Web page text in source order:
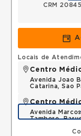
CRM
Locais de
Centro
Avenida Joao
Catarina, Sao
Centro
Avenida
Tambore,